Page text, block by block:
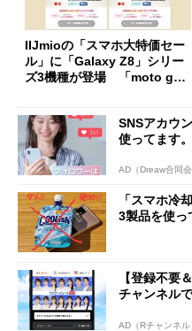
IIJmioの「スマホ大特価セー
ル」に「Galaxy Z8」シリー
ズ3機種が登場 「moto g37
SNSアカウ
使ってます。
AD（Dreaw合同会
「スマホ冷
3製品を使っ
【登録不要
チャンネル
AD（Rチャンネル